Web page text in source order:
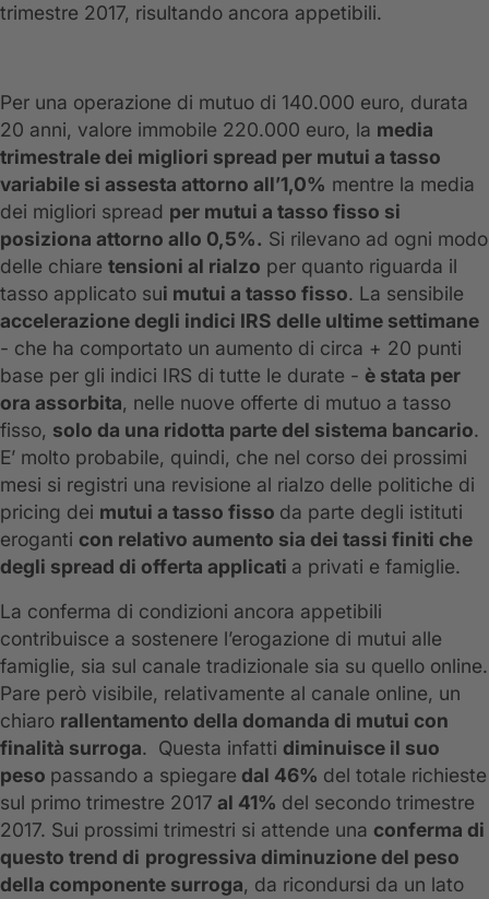
trimestre 2017, risultando ancora appetibili.
Per una operazione di mutuo di 140.000 euro, durata
20 anni, valore immobile 220.000 euro, la media
trimestrale dei migliori spread per mutui a tasso
variabile si assesta attorno all’1,0% mentre la media
dei migliori spread per mutui a tasso fisso si
posiziona attorno allo 0,5%. Si rilevano ad ogni modo
delle chiare tensioni al rialzo per quanto riguarda il
tasso applicato sui mutui a tasso fisso. La sensibile
accelerazione degli indici IRS delle ultime settimane
- che ha comportato un aumento di circa + 20 punti
base per gli indici IRS di tutte le durate - è stata per
ora assorbita, nelle nuove offerte di mutuo a tasso
fisso, solo da una ridotta parte del sistema bancario.
E’ molto probabile, quindi, che nel corso dei prossimi
mesi si registri una revisione al rialzo delle politiche di
pricing dei mutui a tasso fisso da parte degli istituti
eroganti con relativo aumento sia dei tassi finiti che
degli spread di offerta applicati a privati e famiglie.
La conferma di condizioni ancora appetibili
contribuisce a sostenere l’erogazione di mutui alle
famiglie, sia sul canale tradizionale sia su quello online.
Pare però visibile, relativamente al canale online, un
chiaro rallentamento della domanda di mutui con
finalità surroga. Questa infatti diminuisce il suo
peso passando a spiegare dal 46% del totale richieste
sul primo trimestre 2017 al 41% del secondo trimestre
2017. Sui prossimi trimestri si attende una conferma di
questo trend di progressiva diminuzione del peso
della componente surroga, da ricondursi da un lato